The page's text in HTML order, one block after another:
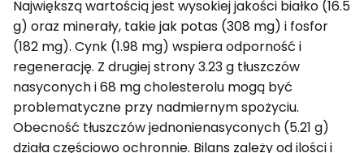
Największą wartością jest wysokiej jakości białko (16.5
g) oraz minerały, takie jak potas (308 mg) i fosfor
(182 mg). Cynk (1.98 mg) wspiera odporność i
regenerację. Z drugiej strony 3.23 g tłuszczów
nasyconych i 68 mg cholesterolu mogą być
problematyczne przy nadmiernym spożyciu.
Obecność tłuszczów jednonienasyconych (5.21 g)
działa częściowo ochronnie. Bilans zależy od ilości i